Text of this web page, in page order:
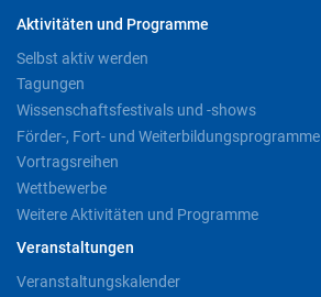
Aktivitäten und Programme
Selbst aktiv werden
Tagungen
Wissenschaftsfestivals und -shows
Förder-, Fort- und Weiterbildungsprogramme
Vortragsreihen
Wettbewerbe
Weitere Aktivitäten und Programme
Veranstaltungen
Veranstaltungskalender